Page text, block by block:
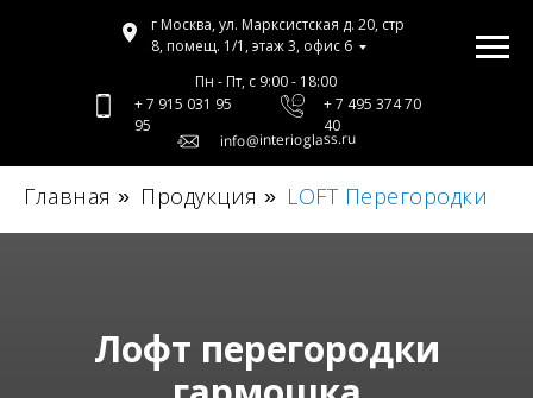
Пн - Пт, с 9:00 - 18:00
г Москва, ул. Марксистская д. 20, стр
8, помещ. 1/1, этаж 3, офис 6
info@interioglass.ru
+ 7 495 374 70
40
+ 7 915 031 95
95
Главная » Продукция » LOFT Перегородки
Лофт перегородки